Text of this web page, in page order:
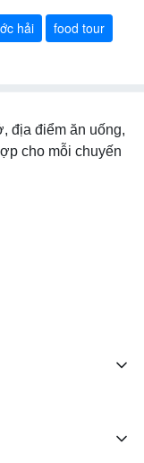
hải
food tour
địa điểm ăn uống,
cho mỗi chuyến